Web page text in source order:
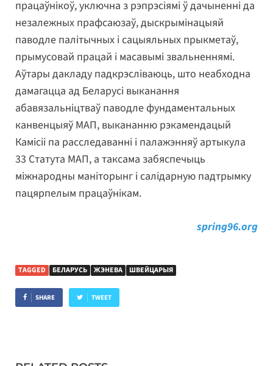
працаўнікоў, уключна з рэпрэсіямі ў дачыненні да
незалежных прафсаюзаў, дыскрымінацыяй
паводле палітычных і сацыяльных прыкметаў,
прымусовай працай і масавымі звальненнямі.
Аўтары дакладу падкрэсліваюць, што неабходна
дамагацца ад Беларусі выканання
абавязальніцтваў паводле фундаментальных
канвенцыяў МАП, выкананню рэкамендацый
Камісіі па расследаванні і палажэнняў артыкула
33 Статута МАП, а таксама забяспечыць
міжнародны маніторынг і салідарную падтрымку
пацярпелым працаўнікам.
spring96.org
TAGGED БЕЛАРУСЬ ЖЭНЕВА ШВЕЙЦАРЫЯ
SHARE TWEET